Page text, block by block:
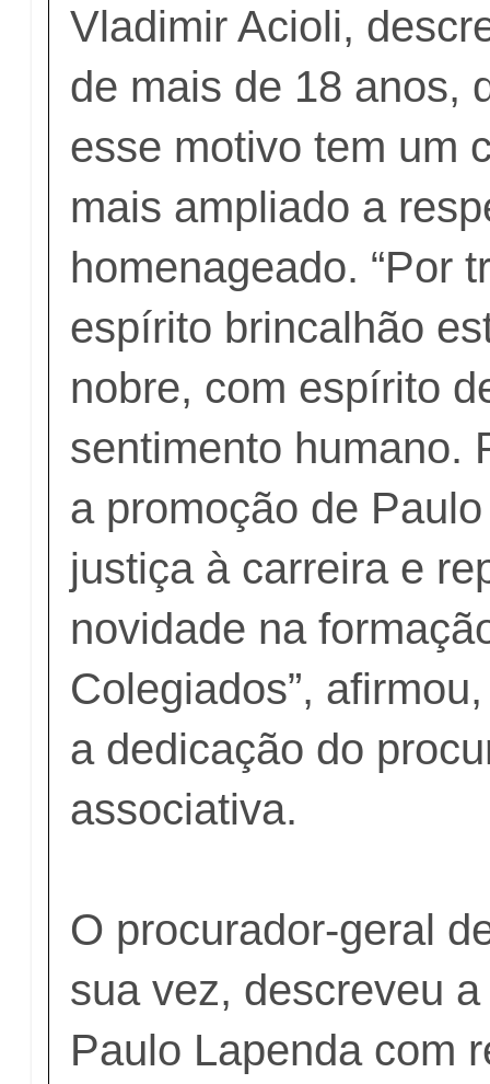
Vladimir Acioli,
de mais de 18 anos,
esse motivo tem um
mais ampliado a
homenageado. “Por
espírito brincalhão
nobre, com espírito
sentimento humano.
a promoção de
justiça à carreira e
novidade na
Colegiados”,
a dedicação do
associativa.
O procurador-geral
sua vez, descreveu
Paulo Lapenda com